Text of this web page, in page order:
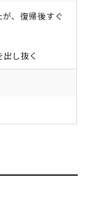
、復帰後すぐ
し抜く